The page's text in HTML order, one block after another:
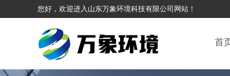
您好，欢迎进入山东万象环境科技有限公司网站！
首